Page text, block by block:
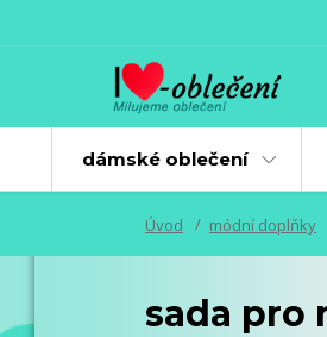
dámské oblečení
Úvod módní doplňky
sada pro